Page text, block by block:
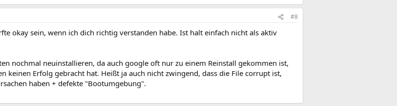
#8
okay sein, wenn ich dich richtig verstanden habe. Ist halt einfach nicht als aktiv
nochmal neuinstallieren, da auch google oft nur zu einem Reinstall gekommen ist,
keinen Erfolg gebracht hat. Heißt ja auch nicht zwingend, dass die File corrupt ist,
haben + defekte "Bootumgebung".